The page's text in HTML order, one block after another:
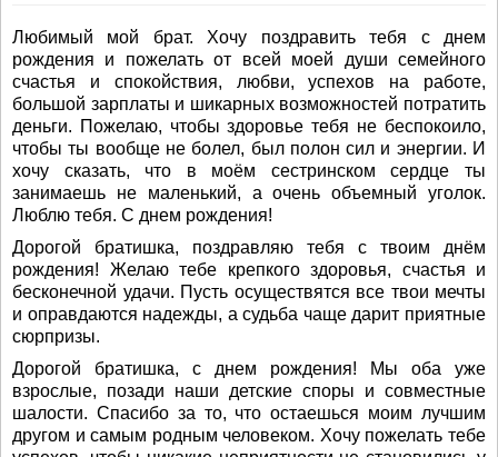
Любимый мой брат. Хочу поздравить тебя с днем
рождения и пожелать от всей моей души семейного
счастья и спокойствия, любви, успехов на работе,
большой зарплаты и шикарных возможностей потратить
деньги. Пожелаю, чтобы здоровье тебя не беспокоило,
чтобы ты вообще не болел, был полон сил и энергии. И
хочу сказать, что в моём сестринском сердце ты
занимаешь не маленький, а очень объемный уголок.
Люблю тебя. С днем рождения!
Дорогой братишка, поздравляю тебя с твоим днём
рождения! Желаю тебе крепкого здоровья, счастья и
бесконечной удачи. Пусть осуществятся все твои мечты
и оправдаются надежды, а судьба чаще дарит приятные
сюрпризы.
Дорогой братишка, с днем рождения! Мы оба уже
взрослые, позади наши детские споры и совместные
шалости. Спасибо за то, что остаешься моим лучшим
другом и самым родным человеком. Хочу пожелать тебе